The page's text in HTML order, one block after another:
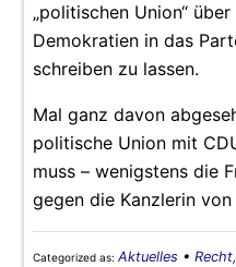
„politischen Union“
Demokratien in das
schreiben zu lassen.
Mal ganz davon
politische Union mit
muss – wenigstens die
gegen die Kanzlerin
Categorized as: Aktuelles •